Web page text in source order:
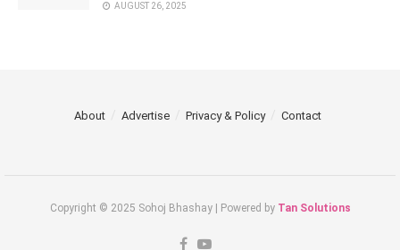
AUGUST 26, 2025
About Advertise Privacy & Policy Contact
Copyright © 2025 Sohoj Bhashay | Powered by Tan Solutions